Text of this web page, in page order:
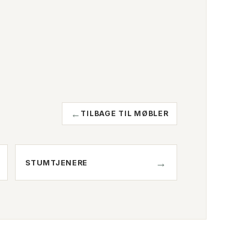
TILBAGE TIL MØBLER
STUMTJENERE